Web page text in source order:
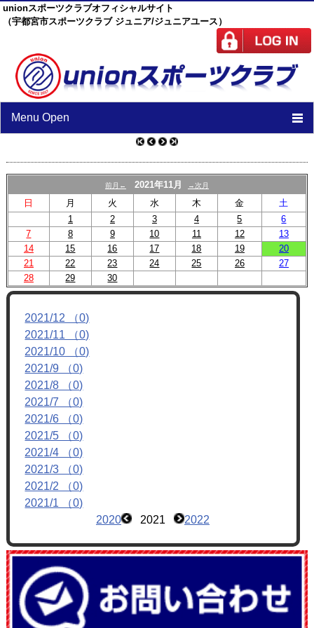
unionスポーツクラブオフィシャルサイト
（宇都宮市スポーツクラブ ジュニア/ジュニアユース）
Menu Open
TOP
ニュース
スケジュール
スタッフ
施設紹介
チーム紹介
前月← 2021年11月 →次月
日 月 火 水 木 金
土
1
2 3 4 5
6
7
8 9 10 11 12
13
14
15 16 17 18 19
20
21
22 23 24 25 26
27
28
29 30
2021/12 （0)
2021/11 （0)
2021/10 （0)
2021/9 （0)
2021/8 （0)
2021/7 （0)
2021/6 （0)
2021/5 （0)
2021/4 （0)
2021/3 （0)
2021/2 （0)
2021/1 （0)
2020
2021 2022